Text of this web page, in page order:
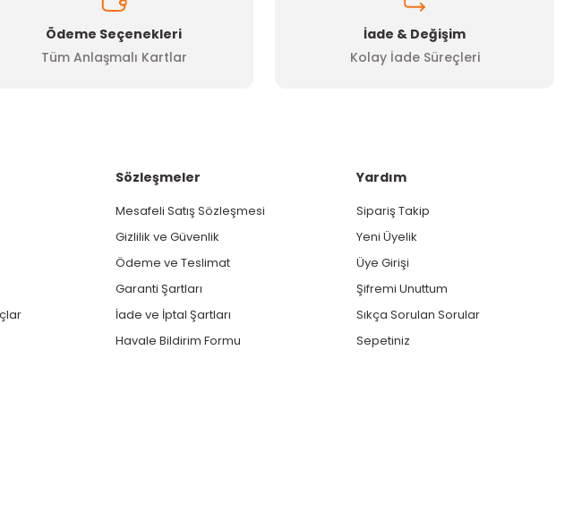
Ödeme Seçenekleri
Tüm Anlaşmalı Kartlar
İade & Değişim
Kolay İade Süreçleri
Sözleşmeler
Mesafeli Satış Sözleşmesi
Gizlilik ve Güvenlik
Ödeme ve Teslimat
Garanti Şartları
İade ve İptal Şartları
Havale Bildirim Formu
Yardım
Sipariş Takip
Yeni Üyelik
Üye Girişi
Şifremi Unuttum
Sıkça Sorulan Sorular
Sepetiniz